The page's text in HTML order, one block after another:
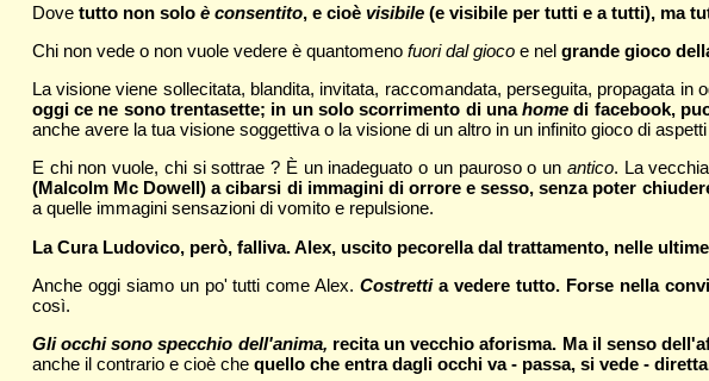
Dove tutto non solo è consentito, e cioè visibile(e visibile per tutti e a tutti), ma
Chi non vede o non vuole vedere è quantomeno fuori dal gioco e nel grande gioco
La visione viene sollecitata, blandita, invitata, raccomandata, perseguita, propagata
oggi ce ne sono trentasette; in un solo scorrimento di unahome di facebook,
anche avere la tua visione soggettiva o la visione di un altro in un infinito gioco di
E chi non vuole, chi si sottrae ? È un inadeguato o un pauroso o un antico. La vecchia
(Malcolm Mc Dowell) a cibarsi di immagini di orrore e sesso, senza poter
a quelle immagini sensazioni di vomito e repulsione.
La Cura Ludovico, però, falliva. Alex, uscito pecorella dal trattamento, nelle
Anche oggi siamo un po' tutti come Alex.Costrettia vedere tutto. Forse nella
così.
Gli occhi sono specchio dell'anima, recita un vecchio aforisma. Ma il senso
anche il contrario e cioè che quello che entra dagli occhi va - passa, si vede -